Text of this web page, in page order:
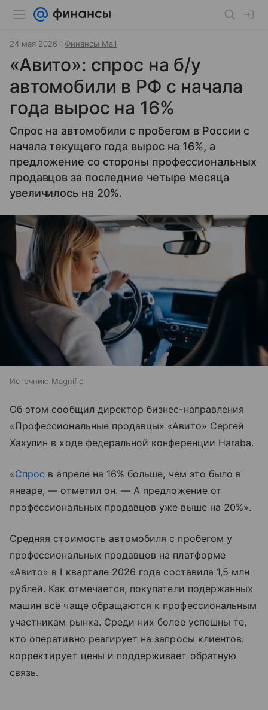
24 мая 2026 Финансы Mail
«Авито»: спрос на б/у
автомобили в РФ с начала
года вырос на 16%
Спрос на автомобили с пробегом в России с
начала текущего года вырос на 16%, а
предложение со стороны профессиональных
продавцов за последние четыре месяца
увеличилось на 20%.
Источник: Magnific
Об этом сообщил директор бизнес-направления
«Профессиональные продавцы» «Авито» Сергей
Хахулин в ходе федеральной конференции Haraba.
«Спрос в апреле на 16% больше, чем это было в
январе, — отметил он. — А предложение от
профессиональных продавцов уже выше на 20%».
Средняя стоимость автомобиля с пробегом у
профессиональных продавцов на платформе
«Авито» в I квартале 2026 года составила 1,5 млн
рублей. Как отмечается, покупатели подержанных
машин всё чаще обращаются к профессиональным
участникам рынка. Среди них более успешны те,
кто оперативно реагирует на запросы клиентов:
корректирует цены и поддерживает обратную
связь.